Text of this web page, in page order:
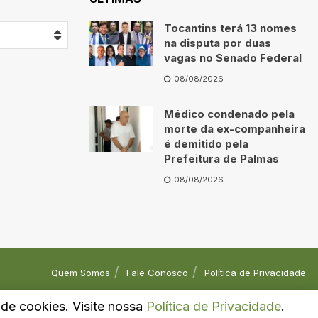
Tocantins terá 13 nomes
na disputa por duas
vagas no Senado Federal
08/08/2026
Médico condenado pela
morte da ex-companheira
é demitido pela
Prefeitura de Palmas
08/08/2026
Quem Somos Fale Conosco Política de Privacidade
cookies. Visite nossa Política de Privacidade.